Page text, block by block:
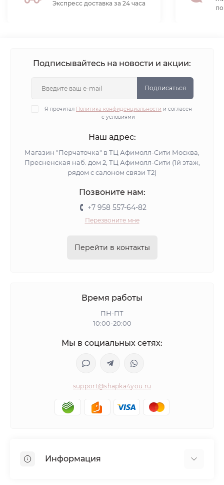
Экспресс доставка за 24 часа
Подписывайтесь на новости и акции:
Подписаться
Я прочитал Политика конфиденциальности и согласен
с условиями
Наш адрес:
Магазин "Перчаточка" в ТЦ Афимолл-Сити Москва,
Пресненская наб. дом 2, ТЦ Афимолл-Сити (1й этаж,
рядом с салоном связи Т2)
Позвоните нам:
+7 958 557-64-82
Перезвоните мне
Перейти в контакты
Время работы
ПН-ПТ
10:00-20:00
Мы в социальных сетях:
support@shapka4you.ru
Информация